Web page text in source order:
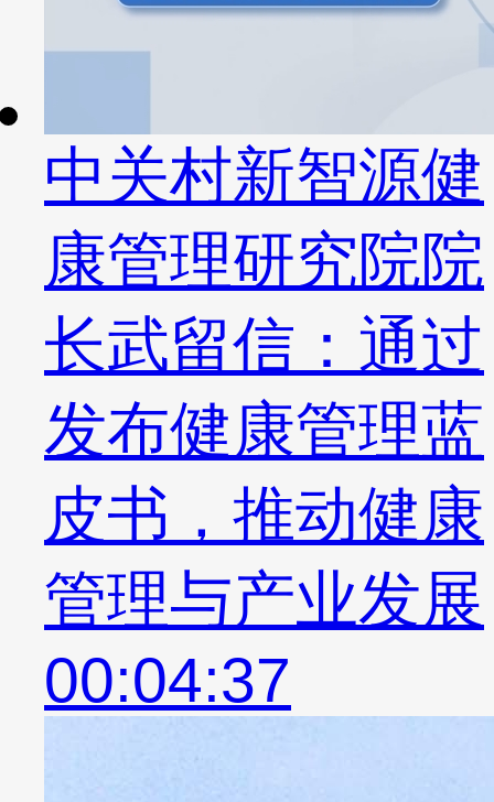
中关村新智源健
康管理研究院院
长武留信：通过
发布健康管理蓝
皮书，推动健康
管理与产业发展
00:04:37